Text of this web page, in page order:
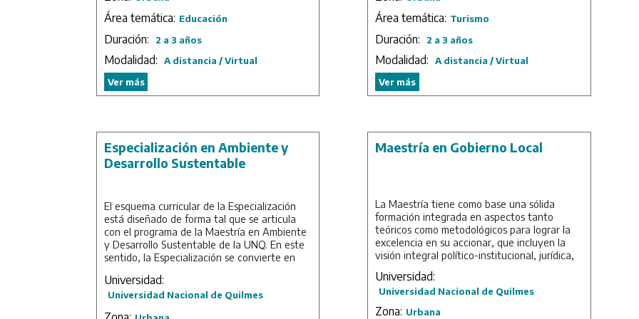
contribuyendo a una educación democrática
e inclusiva.
Duración: 3 años.
Área temática: Educación
Duración: 2 a 3 años
Modalidad:
A distancia / Virtual
Ver más
prácticos del plan de estudios, incluyendo la
generación de estrategias y la aplicación de
en todos los ámbitos que comprenden al
desarrollo del turismo y a la concreción
mediante una eficiente gestión de los
destinos o emprendimientos empresariales,
en particular en los espacios locales. El plan
graduado, con su denominación y el título de
Magíster que otorga.
Área temática: Turismo
Duración: 2 a 3 años
Modalidad:
A distancia / Virtual
Ver más
Especialización en Ambiente y
Desarrollo Sustentable
El esquema curricular de la Especialización
está diseñado de forma tal que se articula
con el programa de la Maestría en Ambiente
y Desarrollo Sustentable de la UNQ. En este
sentido, la Especialización se convierte en
diseño curricular específico aun cuando sus
alumnos puedan optar por continuar sus
Universidad:
Universidad Nacional de Quilmes
Maestría en Gobierno Local
La Maestría tiene como base una sólida
formación integrada en aspectos tanto
teóricos como metodológicos para lograr la
excelencia en su accionar, que incluyen la
visión integral político-institucional, jurídica,
pertinencia de estos estudios de posgrado se
evidencia en la transformación de la
organización del Estado y, con ella, de las
Universidad:
Universidad Nacional de Quilmes
Zona: Urbana